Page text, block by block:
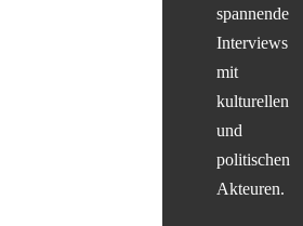
spannende
Interviews
mit
kulturellen
und
politischen
Akteuren.